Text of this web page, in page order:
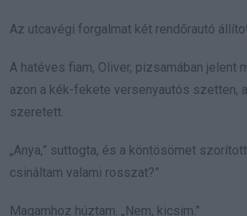
Az utcavégi forgalmat két rendőrautó
A hatéves fiam, Oliver, pizsamában jelent
azon a kék-fekete versenyautós szetten,
szeretett.
„Anya,” suttogta, és a köntösömet
csináltam valami rosszat?”
Magamhoz húztam. „Nem, kicsim.”